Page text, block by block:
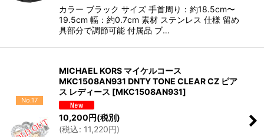
カラー ブラック サイズ 手首周り：約18.5cm〜
19.5cm 幅：約0.7cm 素材 ステンレス 仕様 留め
具部分で調節可能 付属品 ブ…
No.17
MICHAEL KORS マイケルコース
MKC1508AN931 DNTY TONE CLEAR CZ ピア
ス レディース [MKC1508AN931]
10,200円(税別)
(税込: 11,220円)